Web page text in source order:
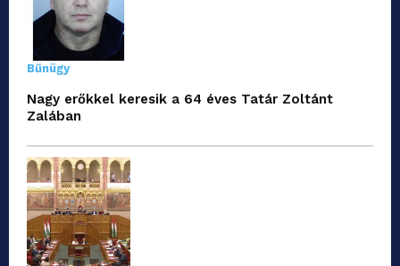
Bűnügy
Nagy erőkkel keresik a 64 éves Tatár Zoltánt
Zalában